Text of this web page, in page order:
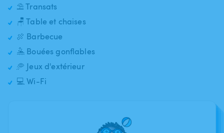
⛱️ Transats
🪑 Table et chaises
🍖 Barbecue
🤽 Bouées gonflables
🥏 Jeux d'extérieur
💻 Wi-Fi